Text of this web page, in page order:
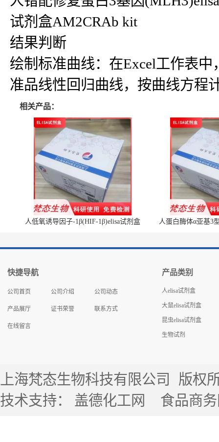
试剂盒AM2CRAb kit
结果判断
绘制标准曲线：在Excel工作表
准品线性回归曲线，按曲线方程
相关产品：
人低氧诱导因子-1β(HIF-1β)elisa试剂盒 人蛋白酶体α亚基3
快捷导航
公司首页 公司介绍 公司动态
产品展厅 证书荣誉 联系方式
在线留言
产品类别
人elisa试剂盒
大鼠elisa试剂盒
昆虫elisa试剂盒
生物试剂
上海梵态生物科技有限公司
版权
技术支持： 盖德化工网 食品商